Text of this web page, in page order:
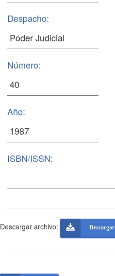
Despacho:
Número:
Año:
ISBN/ISSN:
Descargar archivo: Descargar